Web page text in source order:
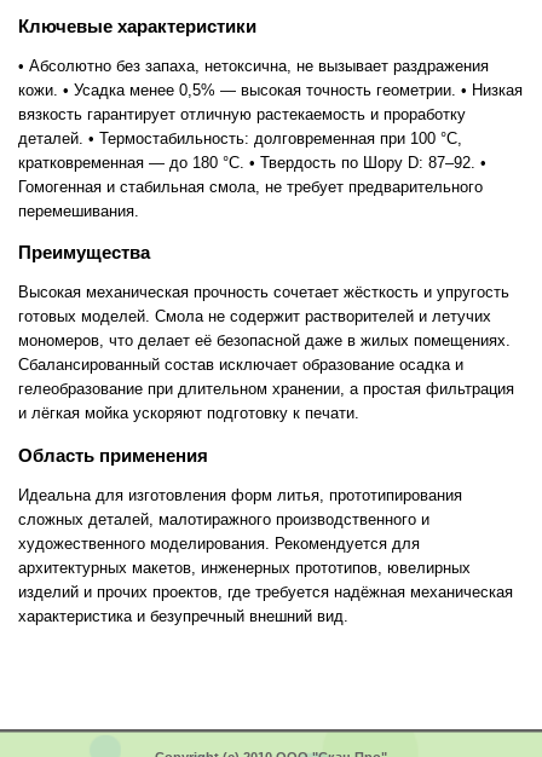
Ключевые характеристики
• Абсолютно без запаха, нетоксична, не вызывает раздражения
кожи. • Усадка менее 0,5% — высокая точность геометрии. • Низкая
вязкость гарантирует отличную растекаемость и проработку
деталей. • Термостабильность: долговременная при 100 °C,
кратковременная — до 180 °C. • Твердость по Шору D: 87–92. •
Гомогенная и стабильная смола, не требует предварительного
перемешивания.
Преимущества
Высокая механическая прочность сочетает жёсткость и упругость
готовых моделей. Смола не содержит растворителей и летучих
мономеров, что делает её безопасной даже в жилых помещениях.
Сбалансированный состав исключает образование осадка и
гелеобразование при длительном хранении, а простая фильтрация
и лёгкая мойка ускоряют подготовку к печати.
Область применения
Идеальна для изготовления форм литья, прототипирования
сложных деталей, малотиражного производственного и
художественного моделирования. Рекомендуется для
архитектурных макетов, инженерных прототипов, ювелирных
изделий и прочих проектов, где требуется надёжная механическая
характеристика и безупречный внешний вид.